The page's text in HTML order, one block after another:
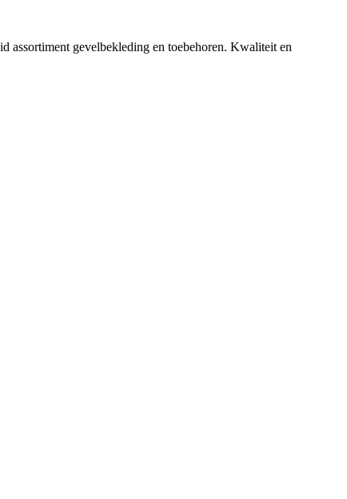
assortiment gevelbekleding en toebehoren. Kwaliteit en